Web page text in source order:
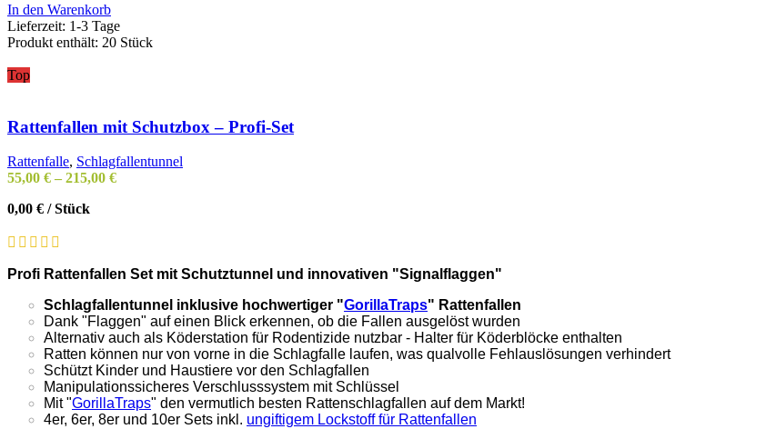
In den Warenkorb
Lieferzeit: 1-3 Tage
Produkt enthält: 20 Stück
Top
Rattenfallen mit Schutzbox – Profi-Set
Rattenfalle, Schlagfallentunnel
55,00 € – 215,00 €
0,00 € /Stück
Profi Rattenfallen Set mit Schutztunnel und innovativen "Signalflaggen"
Schlagfallentunnel inklusive hochwertiger "GorillaTraps" Rattenfallen
Dank "Flaggen" auf einen Blick erkennen, ob die Fallen ausgelöst wurden
Alternativ auch als Köderstation für Rodentizide nutzbar - Halter für Köderblöcke enthalten
Ratten können nur von vorne in die Schlagfalle laufen, was qualvolle Fehlauslösungen verhindert
Schützt Kinder und Haustiere vor den Schlagfallen
Manipulationssicheres Verschlusssystem mit Schlüssel
Mit "GorillaTraps" den vermutlich besten Rattenschlagfallen auf dem Markt!
4er, 6er, 8er und 10er Sets inkl. ungiftigem Lockstoff für Rattenfallen